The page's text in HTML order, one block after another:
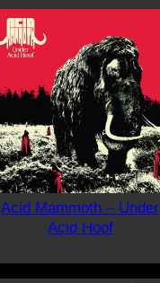
Acid Mammoth – Under
Acid Hoof